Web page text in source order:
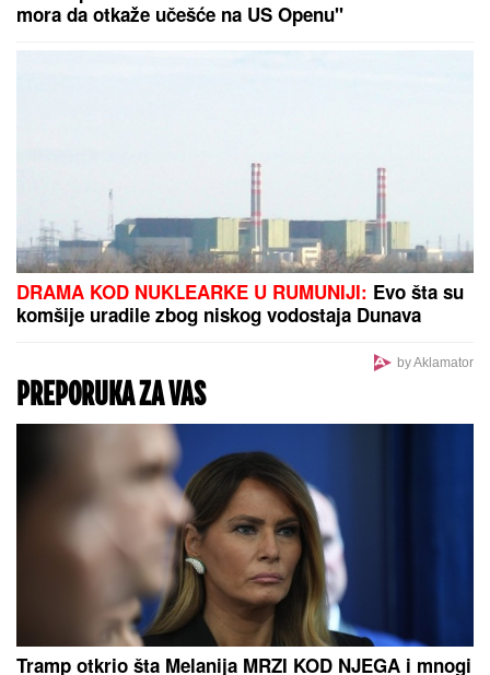
mora da otkaže učešće na US Openu"
DRAMA KOD NUKLEARKE U RUMUNIJI: Evo šta su
komšije uradile zbog niskog vodostaja Dunava
by Aklamator
PREPORUKA ZA VAS
Tramp otkrio šta Melanija MRZI KOD NJEGA i mnogi